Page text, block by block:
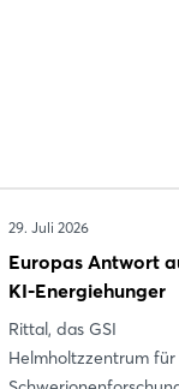
29. Juli 2026
Europas Antwort
KI-Energiehunger
Rittal, das GSI
Helmholtzzentrum für